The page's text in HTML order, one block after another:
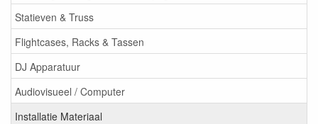
Statieven & Truss
Flightcases, Racks & Tassen
DJ Apparatuur
Audiovisueel / Computer
Installatie Materiaal